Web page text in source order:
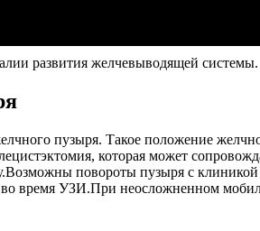
развития желчевыводящей системы.
пузыря. Такое положение
которая может
повороты пузыря с
время УЗИ.При неосложненном